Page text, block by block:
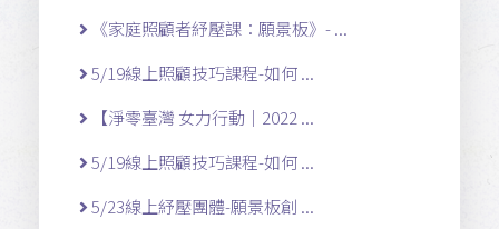
《家庭照顧者紓壓課：願景板》- ...
5/19線上照顧技巧課程-如何 ...
【淨零臺灣 女力行動｜2022 ...
5/19線上照顧技巧課程-如何 ...
5/23線上紓壓團體-願景板創 ...